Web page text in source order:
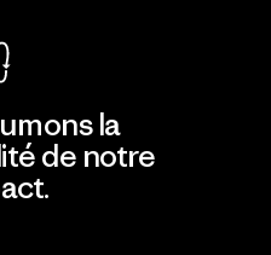
la
de notre